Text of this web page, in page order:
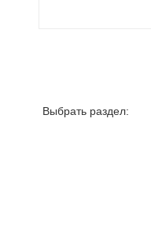
Выбрать раздел: